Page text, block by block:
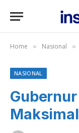
Home » Nasional »
NASIONAL